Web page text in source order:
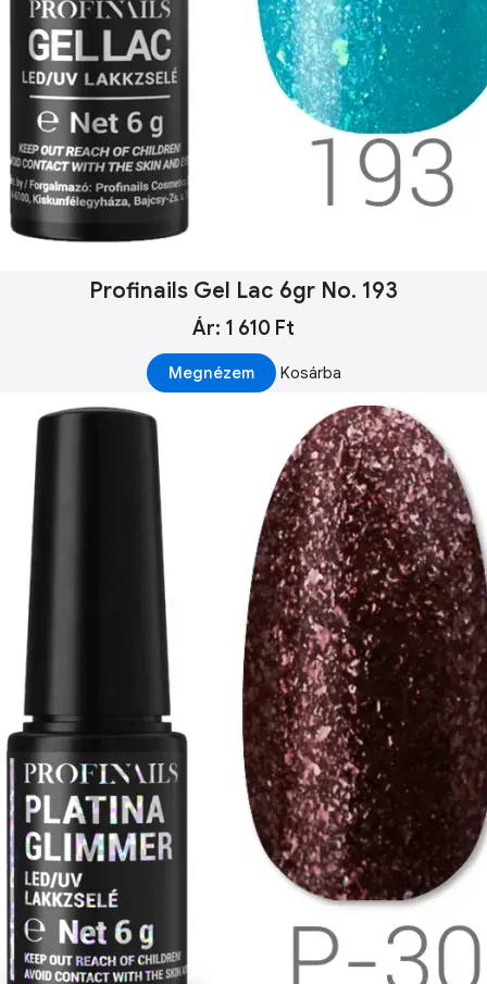
Profinails Gel Lac 6gr No. 193
Ár: 1 610 Ft
Megnézem Kosárba